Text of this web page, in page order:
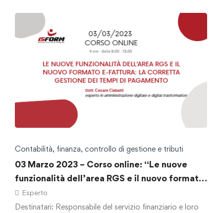
Contabilità, finanza, controllo di gestione e tributi
03 Marzo 2023 – Corso online: “Le nuove
funzionalità dell’area RGS e il nuovo formato
e-fattura: la corretta gestione dei tempi di
pagamento”
Esperto
Destinatari: Responsabile del servizio finanziario e loro